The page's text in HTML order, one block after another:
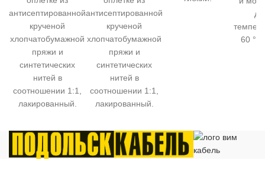
антисептированной
крученой
хлопчатобумажной
пряжи и
синтетических
нитей в
соотношении 1:1,
лакированный.
антисептированной
крученой
хлопчатобумажной
пряжи и
синтетических
нитей в
соотношении 1:1,
лакированный.
60 °C